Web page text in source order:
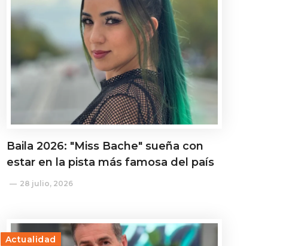
Baila 2026: "Miss Bache" sueña con
estar en la pista más famosa del país
28 julio, 2026
Actualidad